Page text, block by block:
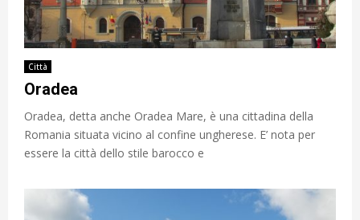
Città
Oradea
Oradea, detta anche Oradea Mare, è una cittadina della
Romania situata vicino al confine ungherese. E’ nota per
essere la città dello stile barocco e